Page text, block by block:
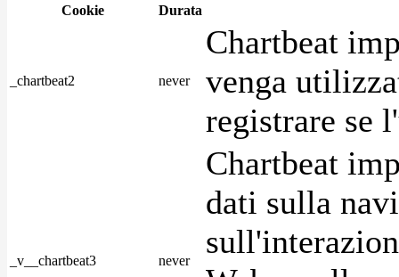
Cookie Durata
_chartbeat2 never
Chartbeat
venga
registrare se
_v__chartbeat3 never
Chartbeat
dati sulla